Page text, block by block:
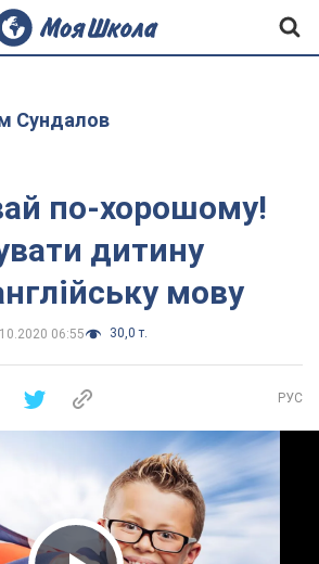
Сундалов
по-хорошому!
дитину
мову
06:55 30,0 т.
РУС